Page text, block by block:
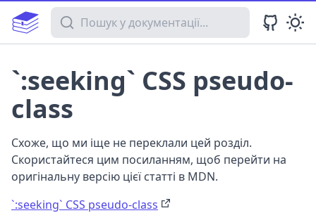
Пошук у документації
`:seeking` CSS pseudo-
class
Схоже, що ми іще не переклали цей розділ.
Скористайтеся цим посиланням, щоб перейти на
оригінальну версію цієї статті в MDN.
`:seeking` CSS pseudo-class